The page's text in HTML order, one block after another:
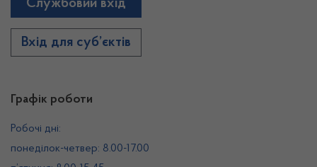
Графік роботи
Робочі дні:
понеділок-четвер: 8.00-17.00
Службовий вхід
Вхід для суб’єктів